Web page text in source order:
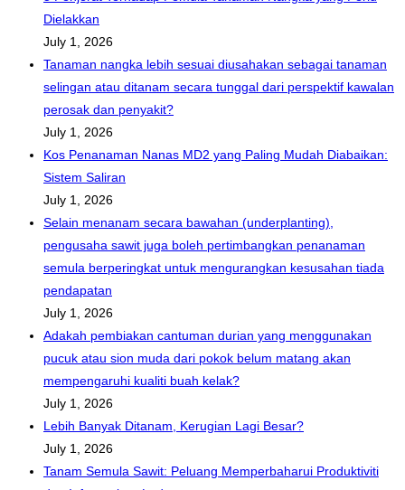
Dielakkan
July 1, 2026
Tanaman nangka lebih sesuai diusahakan sebagai tanaman
selingan atau ditanam secara tunggal dari perspektif kawalan
perosak dan penyakit?
July 1, 2026
Kos Penanaman Nanas MD2 yang Paling Mudah Diabaikan:
Sistem Saliran
July 1, 2026
Selain menanam secara bawahan (underplanting),
pengusaha sawit juga boleh pertimbangkan penanaman
semula berperingkat untuk mengurangkan kesusahan tiada
pendapatan
July 1, 2026
Adakah pembiakan cantuman durian yang menggunakan
pucuk atau sion muda dari pokok belum matang akan
mempengaruhi kualiti buah kelak?
July 1, 2026
Lebih Banyak Ditanam, Kerugian Lagi Besar?
July 1, 2026
Tanam Semula Sawit: Peluang Memperbaharui Produktiviti